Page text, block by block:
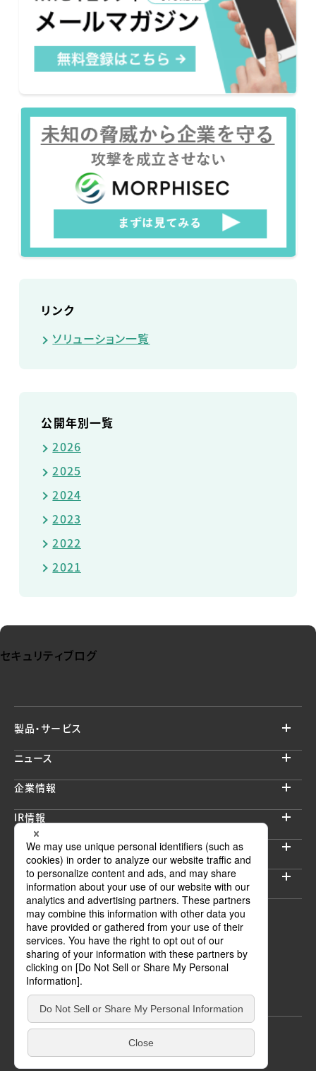
リンク
ソリューション一覧
公開年別一覧
2026
2025
2024
2023
2022
2021
セキュリティブログ
製品・サービス
ニュース
企業情報
IR情報
サステナビリティ
採用情報
セキュリティブログ
ウェブサイトご利用上の注意
個人情報の取扱いについて
情報セキュリティポリシー
© INTELLIGENT WAVE INC.